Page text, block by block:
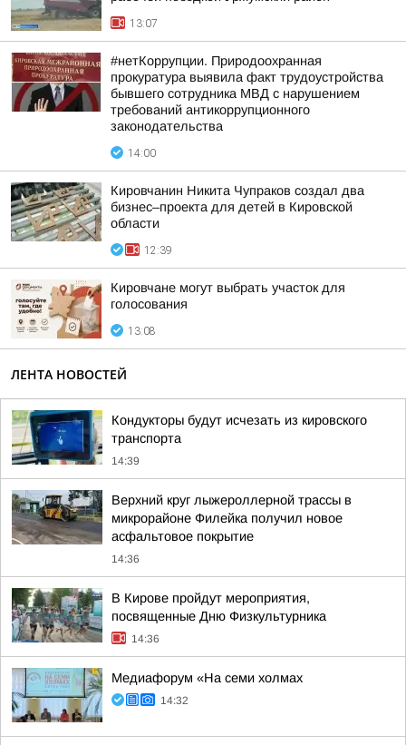
13:07
#нетКоррупции. Природоохранная
прокуратура выявила факт трудоустройства
бывшего сотрудника МВД с нарушением
требований антикоррупционного
законодательства
14:00
Кировчанин Никита Чупраков создал два
бизнес–проекта для детей в Кировской
области
12:39
Кировчане могут выбрать участок для
голосования
13:08
ЛЕНТА НОВОСТЕЙ
Кондукторы будут исчезать из кировского
транспорта
14:39
Верхний круг лыжероллерной трассы в
микрорайоне Филейка получил новое
асфальтовое покрытие
14:36
В Кирове пройдут мероприятия,
посвященные Дню Физкультурника
14:36
Медиафорум «На семи холмах
14:32